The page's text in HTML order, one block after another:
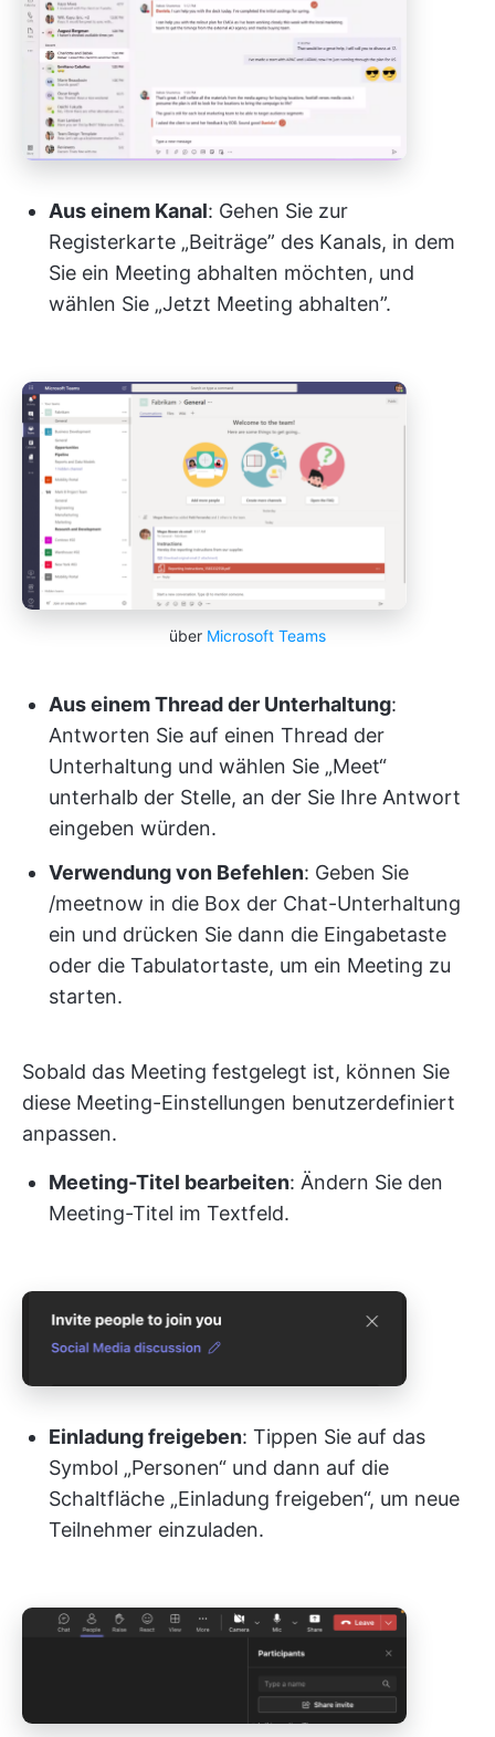
Aus einem Kanal: Gehen Sie zur
Registerkarte „Beiträge” des Kanals, in dem
Sie ein Meeting abhalten möchten, und
wählen Sie „Jetzt Meeting abhalten”.
über Microsoft Teams
Aus einem Thread der Unterhaltung:
Antworten Sie auf einen Thread der
Unterhaltung und wählen Sie „Meet“
unterhalb der Stelle, an der Sie Ihre Antwort
eingeben würden.
Verwendung von Befehlen: Geben Sie
/meetnow in die Box der Chat-Unterhaltung
ein und drücken Sie dann die Eingabetaste
oder die Tabulatortaste, um ein Meeting zu
starten.
Sobald das Meeting festgelegt ist, können Sie
diese Meeting-Einstellungen benutzerdefiniert
anpassen.
Meeting-Titel bearbeiten: Ändern Sie den
Meeting-Titel im Textfeld.
Einladung freigeben: Tippen Sie auf das
Symbol „Personen“ und dann auf die
Schaltfläche „Einladung freigeben“, um neue
Teilnehmer einzuladen.